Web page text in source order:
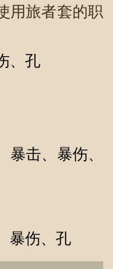
用旅者套的职
、孔
暴击、暴伤、
暴伤、孔